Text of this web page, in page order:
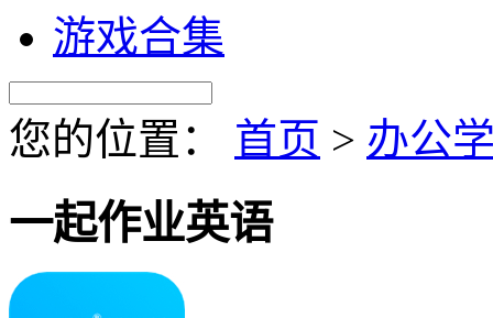
游戏合集
您的位置： 首页 > 办公
一起作业英语